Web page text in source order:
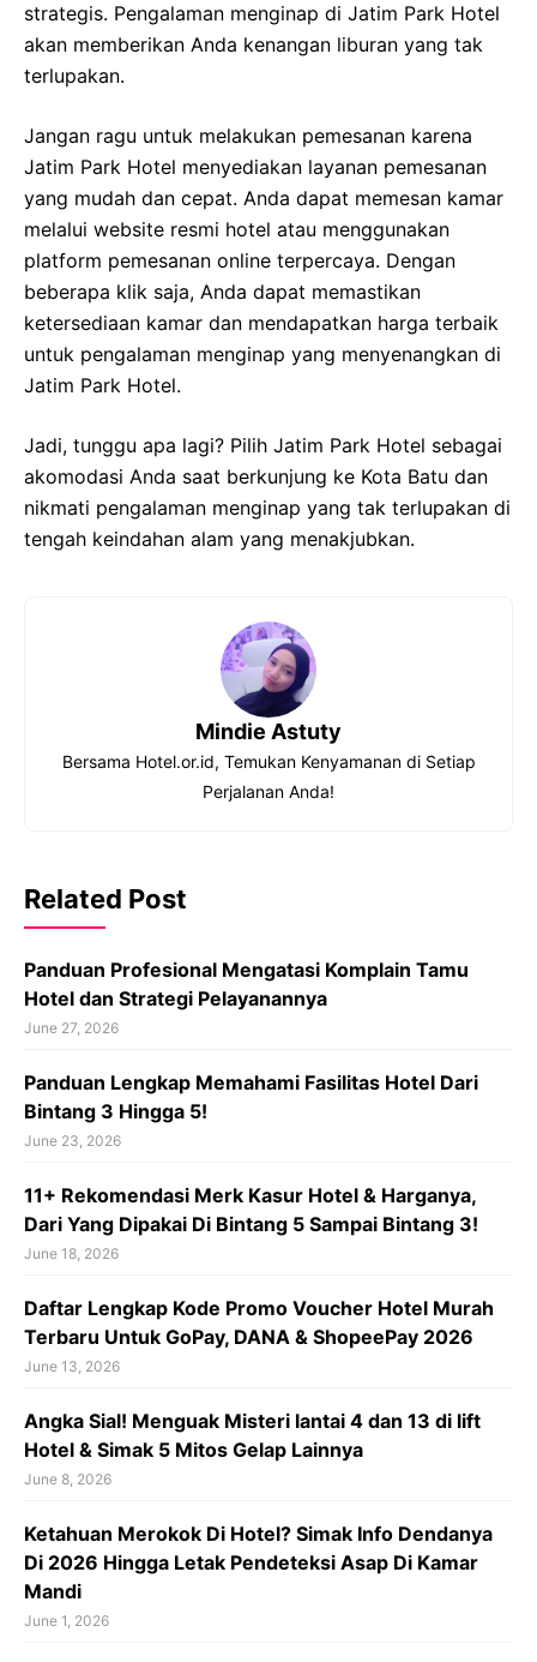
strategis. Pengalaman menginap di Jatim Park Hotel
akan memberikan Anda kenangan liburan yang tak
terlupakan.
Jangan ragu untuk melakukan pemesanan karena
Jatim Park Hotel menyediakan layanan pemesanan
yang mudah dan cepat. Anda dapat memesan kamar
melalui website resmi hotel atau menggunakan
platform pemesanan online terpercaya. Dengan
beberapa klik saja, Anda dapat memastikan
ketersediaan kamar dan mendapatkan harga terbaik
untuk pengalaman menginap yang menyenangkan di
Jatim Park Hotel.
Jadi, tunggu apa lagi? Pilih Jatim Park Hotel sebagai
akomodasi Anda saat berkunjung ke Kota Batu dan
nikmati pengalaman menginap yang tak terlupakan di
tengah keindahan alam yang menakjubkan.
Mindie Astuty
Bersama Hotel.or.id, Temukan Kenyamanan di Setiap
Perjalanan Anda!
Related Post
Panduan Profesional Mengatasi Komplain Tamu
Hotel dan Strategi Pelayanannya
June 27, 2026
Panduan Lengkap Memahami Fasilitas Hotel Dari
Bintang 3 Hingga 5!
June 23, 2026
11+ Rekomendasi Merk Kasur Hotel & Harganya,
Dari Yang Dipakai Di Bintang 5 Sampai Bintang 3!
June 18, 2026
Daftar Lengkap Kode Promo Voucher Hotel Murah
Terbaru Untuk GoPay, DANA & ShopeePay 2026
June 13, 2026
Angka Sial! Menguak Misteri lantai 4 dan 13 di lift
Hotel & Simak 5 Mitos Gelap Lainnya
June 8, 2026
Ketahuan Merokok Di Hotel? Simak Info Dendanya
Di 2026 Hingga Letak Pendeteksi Asap Di Kamar
Mandi
June 1, 2026